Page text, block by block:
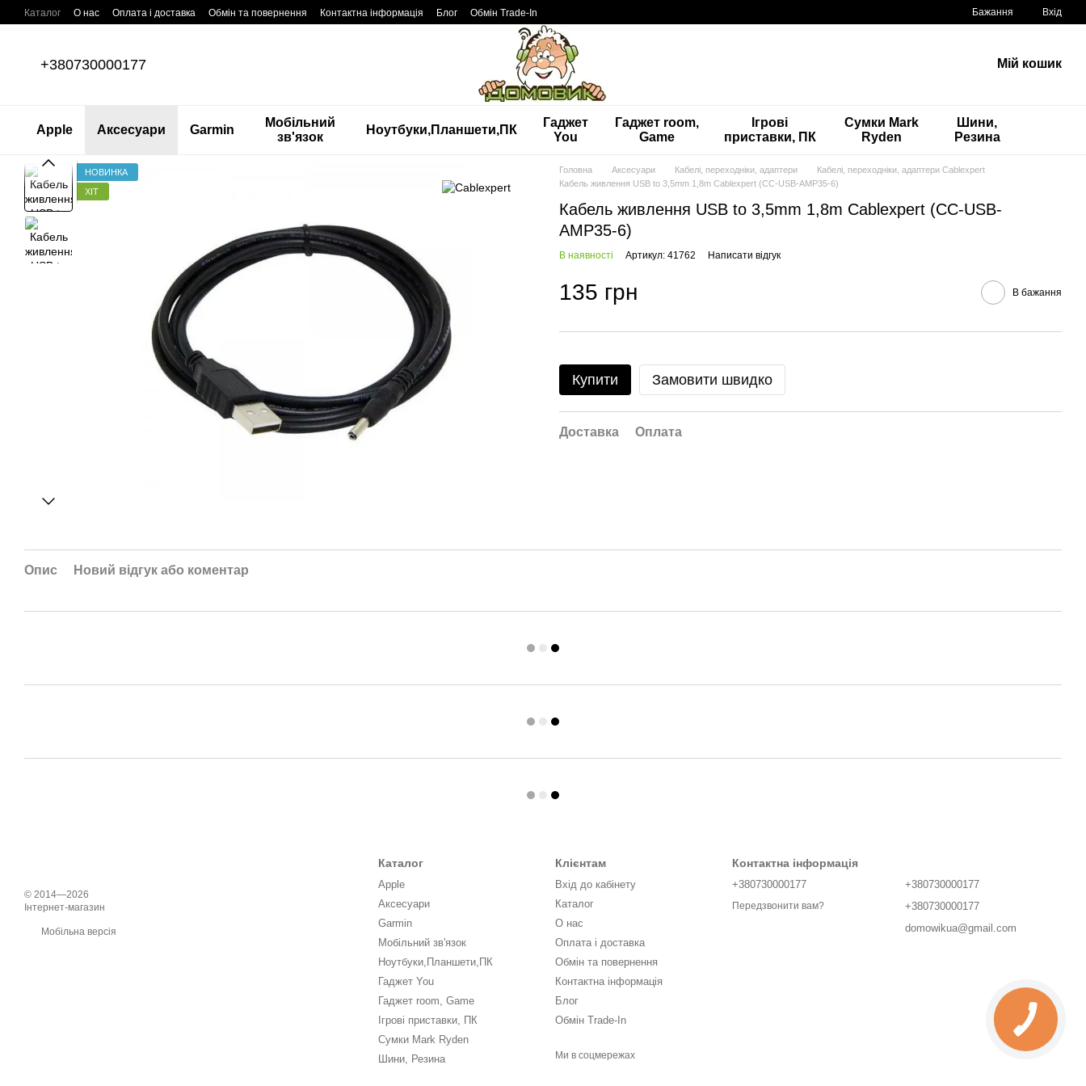
Перейти до основного контенту
Каталог О нас Оплата і доставка Обмін та повернення Контактна інформація Блог Обмін Trade-In Бажання Вхід
+380730000177 Мій кошик
Apple Аксесуари Garmin
Мобільний
зв'язок
Ноутбуки,Планшети,ПК
Гаджет
You
Гаджет room,
Game
Ігрові
приставки, ПК
Сумки Mark
Ryden
Шини,
Резина
НОВИНКА
ХІТ
Головна Аксесуари Кабелі, переходніки, адаптери
Кабелі, переходніки, адаптери Cablexpert
Кабель живлення USB to 3,5mm 1,8m Cablexpert (CC-USB-AMP35-6)
Кабель живлення USB to 3,5mm 1,8m Cablexpert (CC-USB-
AMP35-6)
В наявності Артикул: 41762 Написати відгук
135 грн В бажання
Купити Замовити швидко
Доставка Оплата
Опис Новий відгук або коментар
© 2014—2026
Інтернет-магазин
Мобільна версія
Каталог
Apple
Аксесуари
Garmin
Мобільний зв'язок
Ноутбуки,Планшети,ПК
Гаджет You
Гаджет room, Game
Ігрові приставки, ПК
Сумки Mark Ryden
Шини, Резина
Клієнтам
Вхід до кабінету
Каталог
О нас
Оплата і доставка
Обмін та повернення
Контактна інформація
Блог
Обмін Trade-In
Ми в соцмережах
Контактна інформація
+380730000177
Передзвонити вам?
+380730000177
+380730000177
domowikua@gmail.com